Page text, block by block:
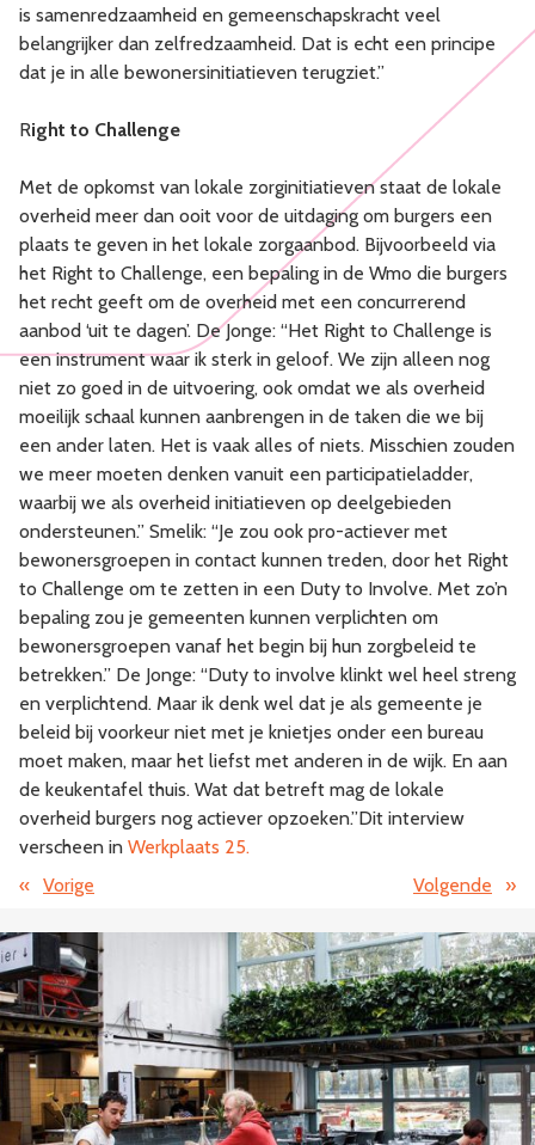
is samenredzaamheid en gemeenschapskracht veel
belangrijker dan zelfredzaamheid. Dat is echt een principe
dat je in alle bewonersinitiatieven terugziet.”
Right to Challenge
Met de opkomst van lokale zorginitiatieven staat de lokale
overheid meer dan ooit voor de uitdaging om burgers een
plaats te geven in het lokale zorgaanbod. Bijvoorbeeld via
het Right to Challenge, een bepaling in de Wmo die burgers
het recht geeft om de overheid met een concurrerend
aanbod ‘uit te dagen’. De Jonge: “Het Right to Challenge is
een instrument waar ik sterk in geloof. We zijn alleen nog
niet zo goed in de uitvoering, ook omdat we als overheid
moeilijk schaal kunnen aanbrengen in de taken die we bij
een ander laten. Het is vaak alles of niets. Misschien zouden
we meer moeten denken vanuit een participatieladder,
waarbij we als overheid initiatieven op deelgebieden
ondersteunen.” Smelik: “Je zou ook pro-actiever met
bewonersgroepen in contact kunnen treden, door het Right
to Challenge om te zetten in een Duty to Involve. Met zo’n
bepaling zou je gemeenten kunnen verplichten om
bewonersgroepen vanaf het begin bij hun zorgbeleid te
betrekken.” De Jonge: “Duty to involve klinkt wel heel streng
en verplichtend. Maar ik denk wel dat je als gemeente je
beleid bij voorkeur niet met je knietjes onder een bureau
moet maken, maar het liefst met anderen in de wijk. En aan
de keukentafel thuis. Wat dat betreft mag de lokale
overheid burgers nog actiever opzoeken.”Dit interview
verscheen in Werkplaats 25.
« Vorige Volgende »